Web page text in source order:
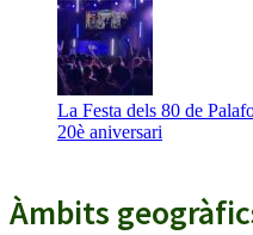
La Festa dels 80 de
20è aniversari
Àmbits